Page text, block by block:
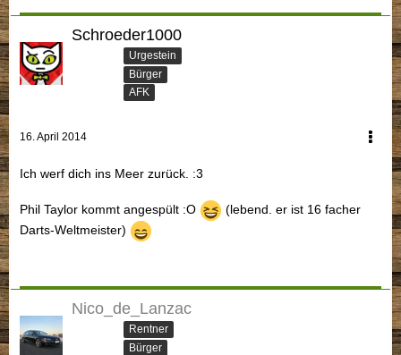
Schroeder1000
Urgestein
Bürger
AFK
16. April 2014
Ich werf dich ins Meer zurück. :3
Phil Taylor kommt angespült :O
(lebend. er ist 16 facher
Darts-Weltmeister)
Nico_de_Lanzac
Rentner
Bürger